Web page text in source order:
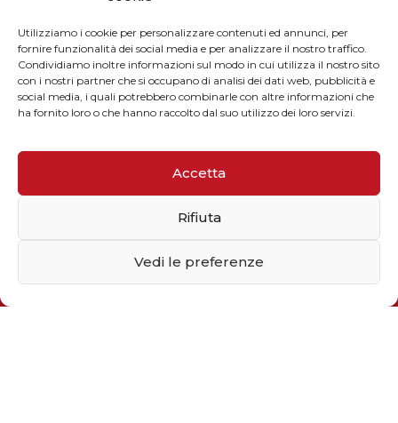
Utilizziamo i cookie per personalizzare contenuti ed annunci, per
fornire funzionalità dei social media e per analizzare il nostro traffico.
Condividiamo inoltre informazioni sul modo in cui utilizza il nostro sito
con i nostri partner che si occupano di analisi dei dati web, pubblicità e
social media, i quali potrebbero combinarle con altre informazioni che
ha fornito loro o che hanno raccolto dal suo utilizzo dei loro servizi.
Accetta
Rifiuta
Vedi le preferenze
Iscriviti alla newsletter
Inserisci il tuo indirizzo email
Dimostra di essere umano selezionandoalbero.